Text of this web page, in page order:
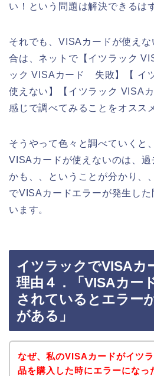
い！という問題は解決できるは
それでも、VISAカードが使え
合は、ネットで【イツラック
ック VISAカード 失敗】【 イ
使えない】【イツラック VISA
感じで調べてみることをオスス
そうやって色々と調べていくと
VISAカードが使えないのは、
かも、、ということが分かり、
でVISAカードエラーが発生し
います。
イツラックでVISAカ
理由４．「VISAカー
されているとエラー
がある」
なぜ、私のVISAカードがイツ
品を購入した時にエラーになっ